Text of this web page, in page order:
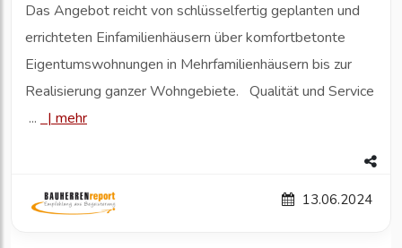
Das Angebot reicht von schlüsselfertig geplanten und
errichteten Einfamilienhäusern über komfortbetonte
Eigentumswohnungen in Mehrfamilienhäusern bis zur
Realisierung ganzer Wohngebiete. Qualität und Service
...
| mehr
13.06.2024